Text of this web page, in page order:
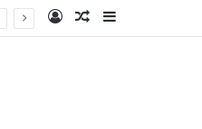
Log InArtigo Aleatório
Sidebar